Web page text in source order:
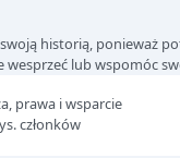
historią, ponieważ
lub wspomóc
prawa i wsparcie
członków